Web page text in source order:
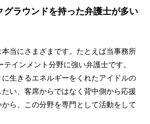
グラウンドを持った弁護士が多い
当にさまざまです。たとえば当事務所
インメント分野に強い弁護士です。
に生きるエネルギーをくれたアイドルの
い、客席からではなく背中側から応援
ら、この分野を専門として活動をして